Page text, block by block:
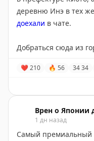
деревню Инэ в тех
доехали в чате.
Добраться сюда из
❤ 210 🔥 56 3434
Врен о Японии
1 дн назад
Самый премиальный